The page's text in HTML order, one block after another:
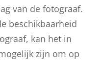
van de fotograaf.
beschikbaarheid
kan het in
zijn om op